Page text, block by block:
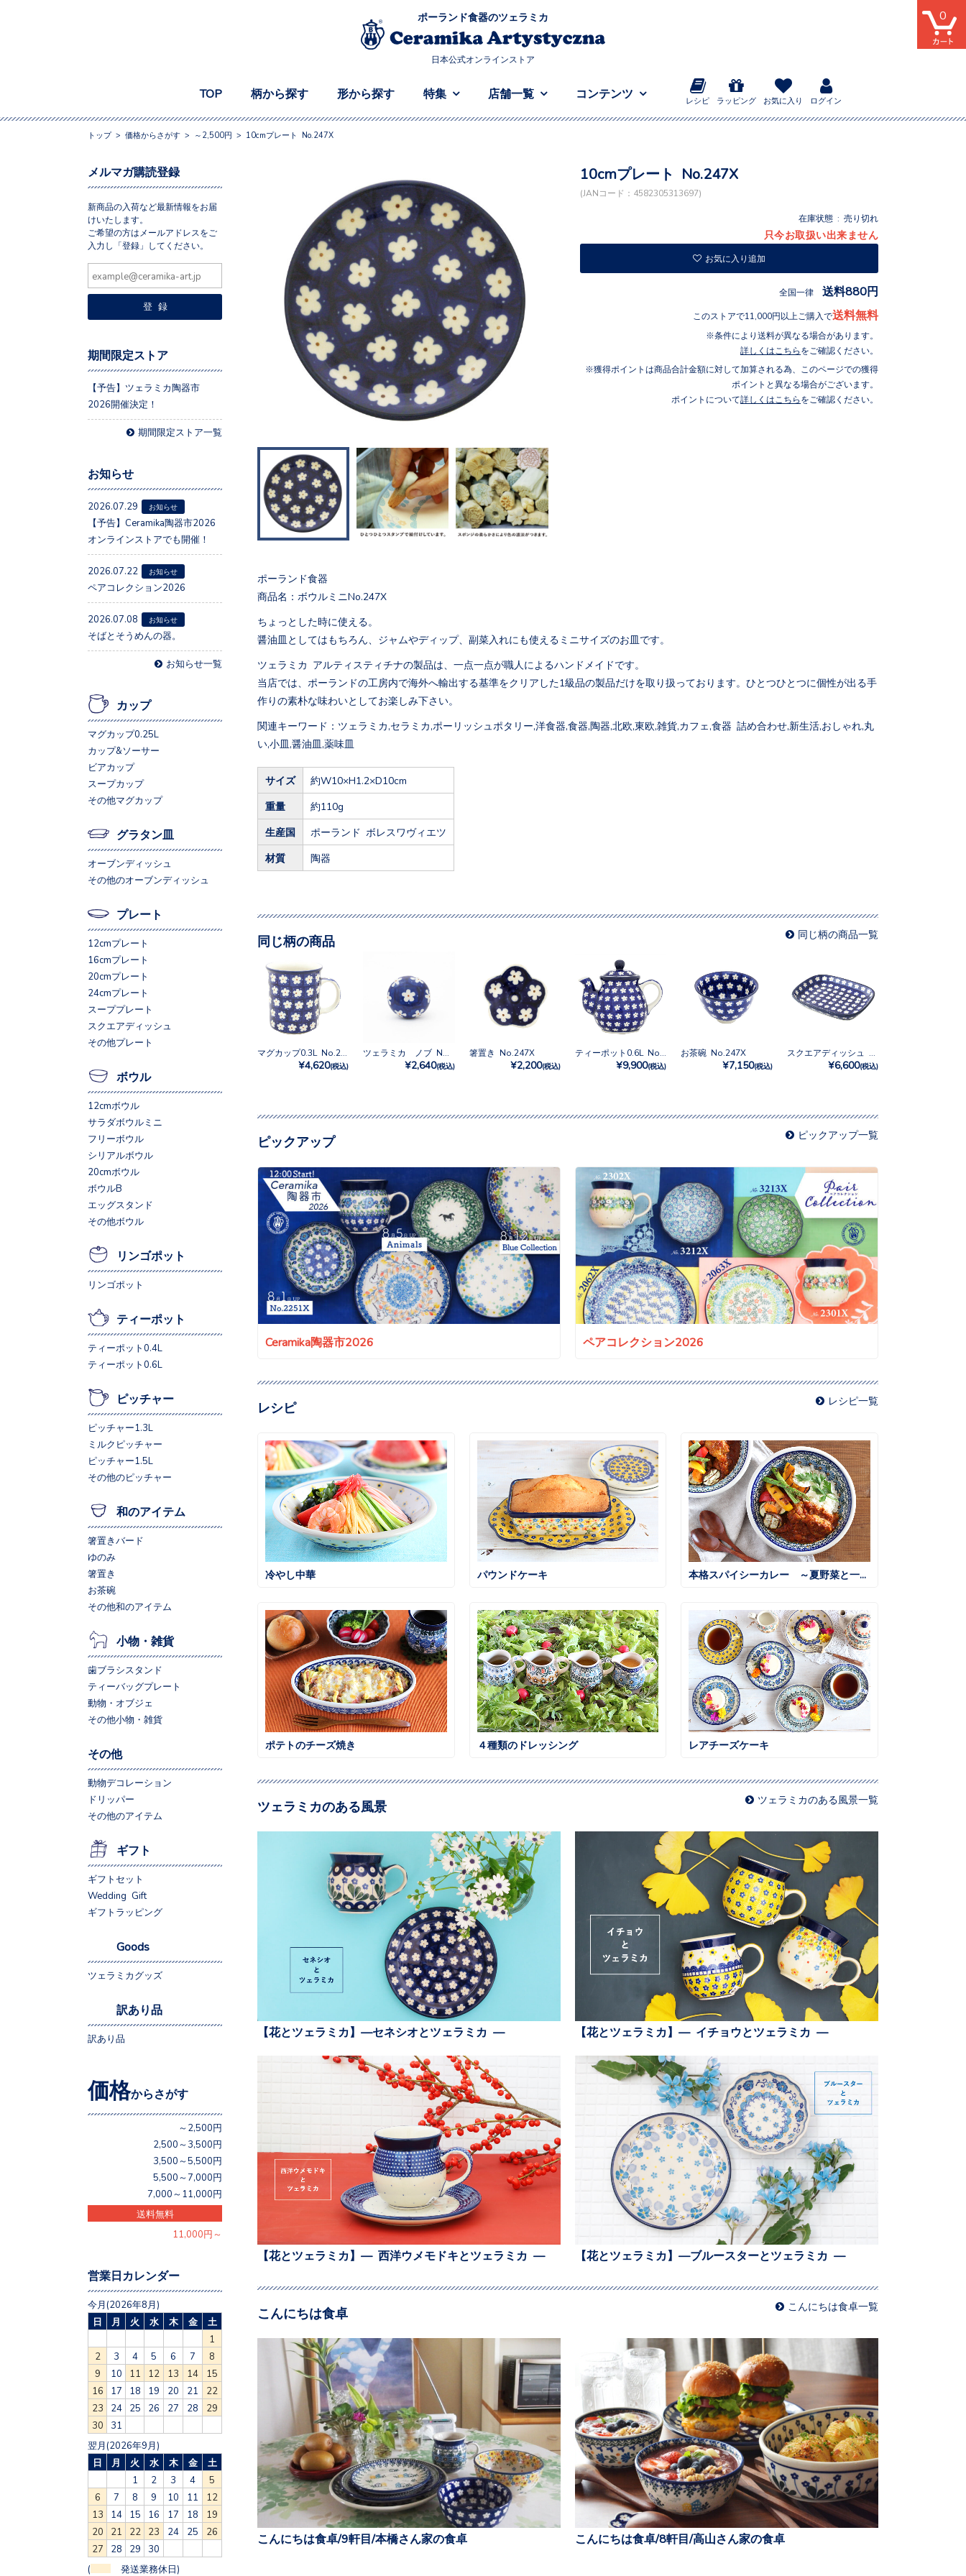
ポーランド食器のツェラミカ
日本公式オンラインストア
TOP 柄から探す 形から探す 特集 店舗一覧 コンテンツ
レシピ ラッピング お気に入り ログイン
0
トップ> 価格からさがす > ～2,500円 > 10cmプレート No.247X
10cmプレート No.247X
(JANコード：4582305313697)
在庫状態 : 売り切れ
只今お取扱い出来ません
お気に入り追加
全国一律 送料880円
このストアで11,000円以上ご購入で送料無料
条件により送料が異なる場合があります。
詳しくはこちら をご確認ください。
獲得ポイントは商品合計金額に対して加算される為、このページでの獲得
ポイントと異なる場合がございます。
ポイントについて詳しくはこちら をご確認ください。
ポーランド食器
商品名：ボウルミニNo.247X
ちょっとした時に使える。
醤油皿としてはもちろん、ジャムやディップ、副菜入れにも使えるミニサイズのお皿です。
ツェラミカ アルティスティチナの製品は、一点一点が職人によるハンドメイドです。
当店では、ポーランドの工房内で海外へ輸出する基準をクリアした1級品の製品だけを取り扱っております。ひとつひとつに個性が出る手
作りの素朴な味わいとしてお楽しみ下さい。
関連キーワード：ツェラミカ,セラミカ,ポーリッシュポタリー,洋食器,食器,陶器,北欧,東欧,雑貨,カフェ,食器 詰め合わせ,新生活,おしゃれ,丸
い,小皿,醤油皿,薬味皿
サイズ 約W10×H1.2×D10cm
重量 約110g
生産国 ポーランド ボレスワヴィエツ
材質 陶器
同じ柄の商品 同じ柄の商品一覧
¥4,620(税込) ¥2,640(税込)
箸置き No.247X
¥2,200(税込) ¥9,900(税込)
お茶碗 No.247X
¥7,150(税込) ¥6,600(税込)
ピックアップ ピックアップ一覧
Ceramika陶器市2026 ペアコレクション2026
レシピ レシピ一覧
冷やし中華 パウンドケーキ 本格スパイシーカレー ～夏野菜と一緒に～
ポテトのチーズ焼き ４種類のドレッシング レアチーズケーキ
ツェラミカのある風景 ツェラミカのある風景一覧
【花とツェラミカ】—セネシオとツェラミカ — 【花とツェラミカ】— イチョウとツェラミカ —
【花とツェラミカ】— 西洋ウメモドキとツェラミカ — 【花とツェラミカ】—ブルースターとツェラミカ —
こんにちは食卓 こんにちは食卓一覧
こんにちは食卓/9軒目/本橋さん家の食卓 こんにちは食卓/8軒目/高山さん家の食卓
メルマガ購読登録
新商品の入荷など最新情報をお届
けいたします。
ご希望の方はメールアドレスをご
入力し「登録」してください。
期間限定ストア
【予告】ツェラミカ陶器市
2026開催決定！
期間限定ストア一覧
お知らせ
2026.07.29 お知らせ
【予告】Ceramika陶器市2026
オンラインストアでも開催！
2026.07.22 お知らせ
ペアコレクション2026
2026.07.08 お知らせ
そばとそうめんの器。
お知らせ一覧
カップ
マグカップ0.25L
カップ&ソーサー
ビアカップ
スープカップ
その他マグカップ
グラタン皿
オーブンディッシュ
その他のオーブンディッシュ
プレート
12cmプレート
16cmプレート
20cmプレート
24cmプレート
スーププレート
スクエアディッシュ
その他プレート
ボウル
12cmボウル
サラダボウルミニ
フリーボウル
シリアルボウル
20cmボウル
ボウルB
エッグスタンド
その他ボウル
リンゴポット
リンゴポット
ティーポット
ティーポット0.4L
ティーポット0.6L
ピッチャー
ピッチャー1.3L
ミルクピッチャー
ピッチャー1.5L
その他のピッチャー
和のアイテム
箸置きバード
ゆのみ
箸置き
お茶碗
その他和のアイテム
小物・雑貨
歯ブラシスタンド
ティーバッグプレート
動物・オブジェ
その他小物・雑貨
その他
動物デコレーション
ドリッパー
その他のアイテム
ギフト
ギフトセット
Wedding Gift
ギフトラッピング
Goods
ツェラミカグッズ
訳あり品
訳あり品
価格からさがす
～2,500円
2,500～3,500円
3,500～5,500円
5,500～7,000円
7,000～11,000円
送料無料
11,000円～
営業日カレンダー
今月(2026年8月)
日
月 火 水 木 金
土
1
2
3 4 5 6 7
8
9
10 11 12 13 14
15
16
17 18 19 20 21
22
23
24 25 26 27 28
29
30
31
翌月(2026年9月)
日
月 火 水 木 金
土
1
2 3 4
5
6
7 8 9 10 11
12
13
14 15 16 17 18
19
20
21 22 23 24 25
26
27
28 29 30
( 発送業務休日)